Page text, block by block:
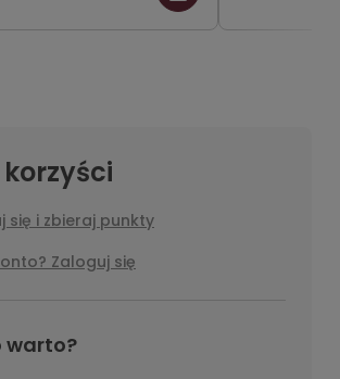
się i zbieraj punkty
Zaloguj się
warto?